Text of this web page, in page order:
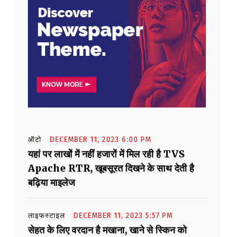
ऑटो DECEMBER 11, 2023 6:00 PM
यहां पर लाखों में नहीं हजारों में मिल रही है TVS
Apache RTR, खूबसूरत दिखने के साथ देती है
बढ़िया माइलेज
लाइफस्टाइल DECEMBER 11, 2023 5:57 PM
सेहत के लिए वरदान है मखाना, खाने से स्किन को